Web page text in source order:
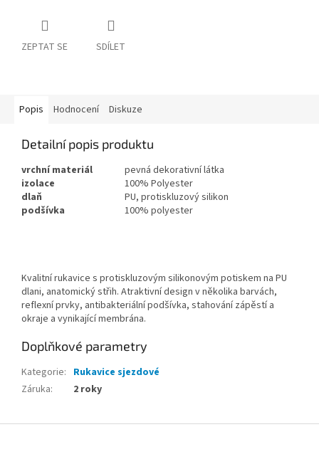
ZEPTAT SE SDÍLET
Popis Hodnocení Diskuze
Detailní popis produktu
vrchní materiál
pevná dekorativní látka
izolace
100% Polyester
dlaň
PU, protiskluzový silikon
podšívka
100% polyester
Kvalitní rukavice s protiskluzovým silikonovým potiskem na PU
dlani, anatomický střih. Atraktivní design v několika barvách,
reflexní prvky, antibakteriální podšívka, stahování zápěstí a
okraje a vynikající membrána.
Doplňkové parametry
Kategorie: Rukavice sjezdové
Záruka: 2 roky